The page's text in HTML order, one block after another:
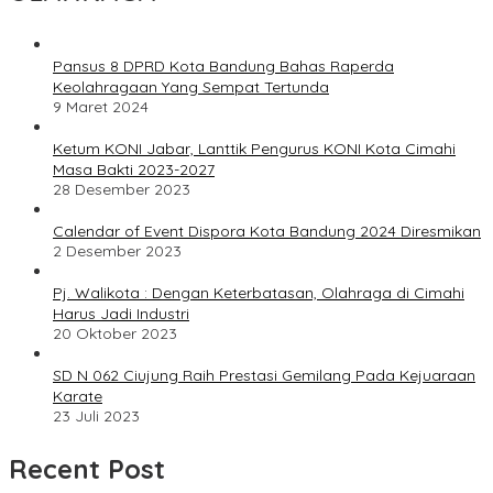
Pansus 8 DPRD Kota Bandung Bahas Raperda
Keolahragaan Yang Sempat Tertunda
9 Maret 2024
Ketum KONI Jabar, Lanttik Pengurus KONI Kota Cimahi
Masa Bakti 2023-2027
28 Desember 2023
Calendar of Event Dispora Kota Bandung 2024 Diresmikan
2 Desember 2023
Pj. Walikota : Dengan Keterbatasan, Olahraga di Cimahi
Harus Jadi Industri
20 Oktober 2023
SD N 062 Ciujung Raih Prestasi Gemilang Pada Kejuaraan
Karate
23 Juli 2023
Recent Post